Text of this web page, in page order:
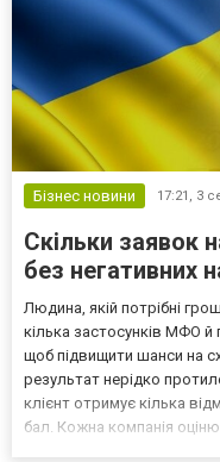
Бізнес новини 17:21, 3
Скільки заявок
без негативних
Людина, якій потрібні
кілька застосунків МФО
щоб підвищити шанси на
результат нерідко
клієнт отримує кілька
бал. Кожна компанія